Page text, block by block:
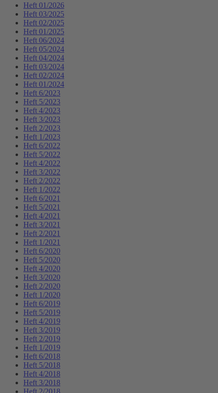
Heft 01/2026
Heft 03/2025
Heft 02/2025
Heft 01/2025
Heft 06/2024
Heft 05/2024
Heft 04/2024
Heft 03/2024
Heft 02/2024
Heft 01/2024
Heft 6/2023
Heft 5/2023
Heft 4/2023
Heft 3/2023
Heft 2/2023
Heft 1/2023
Heft 6/2022
Heft 5/2022
Heft 4/2022
Heft 3/2022
Heft 2/2022
Heft 1/2022
Heft 6/2021
Heft 5/2021
Heft 4/2021
Heft 3/2021
Heft 2/2021
Heft 1/2021
Heft 6/2020
Heft 5/2020
Heft 4/2020
Heft 3/2020
Heft 2/2020
Heft 1/2020
Heft 6/2019
Heft 5/2019
Heft 4/2019
Heft 3/2019
Heft 2/2019
Heft 1/2019
Heft 6/2018
Heft 5/2018
Heft 4/2018
Heft 3/2018
Heft 2/2018